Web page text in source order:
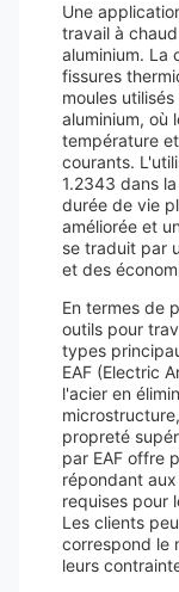
Une
travail à
aluminium. La
fissures
moules
aluminium, où
température
courants.
1.2343 dans
durée de vie
améliorée et
se traduit par
et des
En termes de
outils pour
types
EAF (Electric
l'acier en
propreté
par EAF offre
répondant
requises pour
Les clients
correspond le
leurs